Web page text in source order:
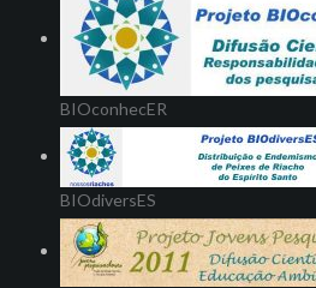
BIOconhecER
BIOdiversES